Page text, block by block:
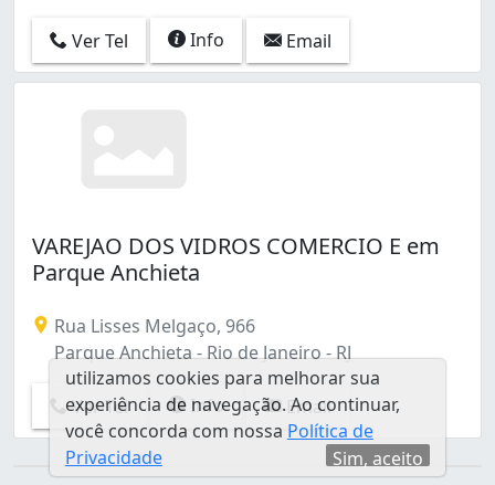
Costa Barros (2)
Curicica (8)
Del Castilho (1)
Flamengo (2)
Freguesia (Ilha do Governador) (1)
Gamboa (2)
Gardênia Azul (8)
Grajaú (7)
Guadalupe (1)
Guaratiba (9)
Gávea (2)
Ver Tel Info Email
VAREJAO DOS VIDROS COMERCIO E em
Parque Anchieta
Rua Lisses Melgaço, 966
Parque Anchieta - Rio de Janeiro - RJ
Ver Tel Info Email
utilizamos cookies para melhorar sua
experiência de navegação. Ao continuar,
você concorda com nossa Política de
Privacidade
Sim, aceito